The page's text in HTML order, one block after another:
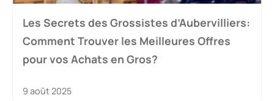
Les Secrets des Grossistes d’Aubervilliers:
Comment Trouver les Meilleures Offres
pour vos Achats en Gros?
9 août 2025